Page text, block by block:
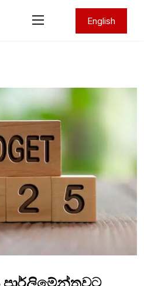
English